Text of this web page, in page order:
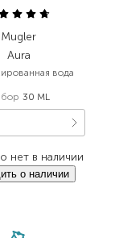
Mugler
Aura
вода
30 ML
нет в наличии
о наличии